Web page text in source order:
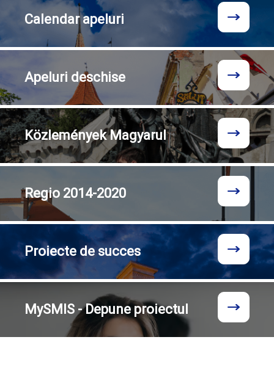
Calendarapeluri
Apeluri deschise
KözleményekMagyarul
Regio 2014-2020
Proiecte de succes
MySMIS - Depune proiectul